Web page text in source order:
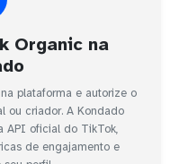
Organic na
na plataforma e autorize o
ou criador. A Kondado
API oficial do TikTok,
de engajamento e